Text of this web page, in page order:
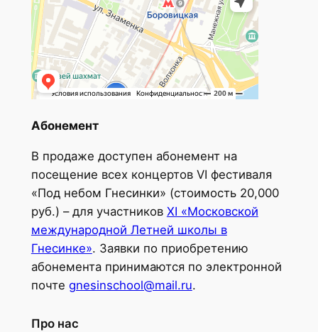
Абонемент
В продаже доступен абонемент на
посещение всех концертов VI фестиваля
«Под небом Гнесинки» (стоимость 20,000
руб.) – для участников XI «Московской
международной Летней школы в
Гнесинке». Заявки по приобретению
абонемента принимаются по электронной
почте gnesinschool@mail.ru.
Про нас